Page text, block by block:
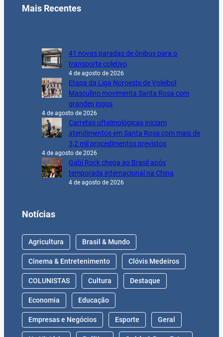
Mais Recentes
41 novas paradas de ônibus para o
transporte coletivo
4 de agosto de 2026
Etapa da Liga Noroeste de Voleibol
Masculino movimenta Santa Rosa com
grandes jogos
4 de agosto de 2026
Carretas oftalmológicas iniciam
atendimentos em Santa Rosa com mais de
3,2 mil procedimentos previstos
4 de agosto de 2026
Gabi Rock chega ao Brasil após
temporada internacional na China
4 de agosto de 2026
Notícias
Agricultura Brasil & Mundo
Cinema & Entretenimento Clóvis Medeiros
COLUNISTAS Cultura Destaque
Economia Educação
Empresas e Negócios Esporte Geral